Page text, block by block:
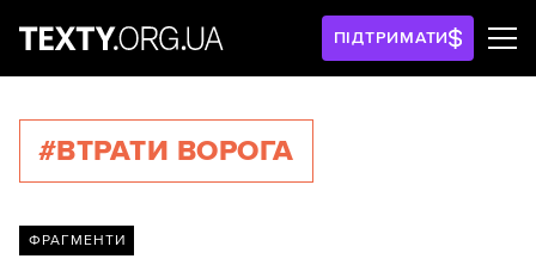
ПІДТРИМАТИ
#ВТРАТИ ВОРОГА
ФРАГМЕНТИ